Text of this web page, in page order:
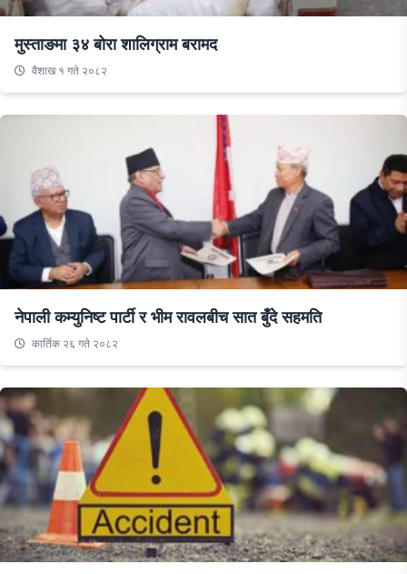
मुस्ताङमा ३४ बोरा शालिग्राम बरामद
वैशाख १ गते २०८२
नेपाली कम्युनिष्ट पार्टी र भीम रावलबीच सात बुँदे सहमति
कार्तिक २६ गते २०८२